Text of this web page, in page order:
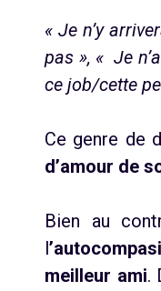
« Je n’y
pas », « Je
ce job/cette
Ce genre de
d’amour de
Bien au
meilleur ami.